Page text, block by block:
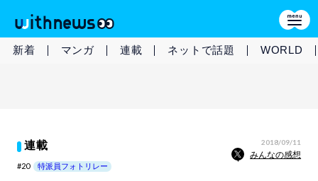
新着 マンガ 連載 ネットで話題 WORLD
連載 2018/09/11
みんなの感想
#20 特派員フォトリレー